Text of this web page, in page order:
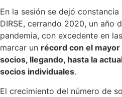
En la sesión se dejó constancia
DIRSE, cerrando 2020, un año
pandemia, con excedente en
marcar un récord con el
socios, llegando, hasta la
socios individuales.
El crecimiento del número de